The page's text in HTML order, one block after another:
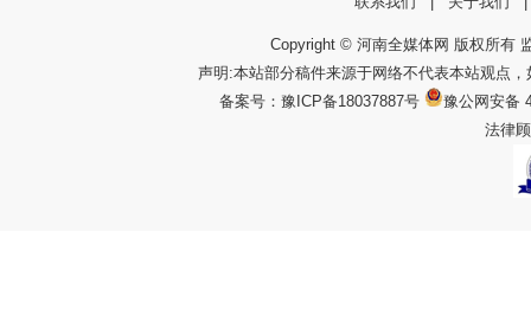
Copyright © 河南全媒体网 版权所有
声明:本站部分稿件来源于网络不代表本站观点
备案号： 豫ICP备18037887号
豫公网安备
法律